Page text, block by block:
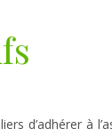
d’adhérer à